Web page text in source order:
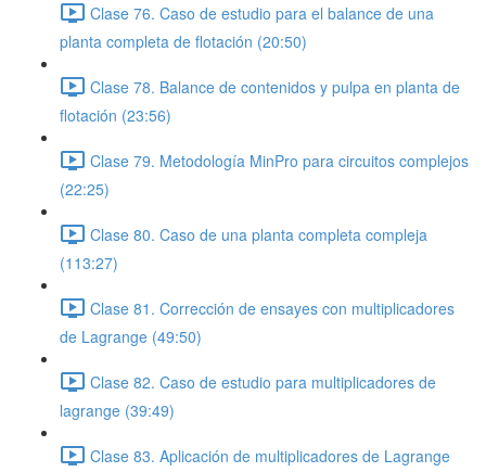
Clase 76. Caso de estudio para el balance de una
planta completa de flotación (20:50)
Clase 78. Balance de contenidos y pulpa en planta de
flotación (23:56)
Clase 79. Metodología MinPro para circuitos complejos
(22:25)
Clase 80. Caso de una planta completa compleja
(113:27)
Clase 81. Corrección de ensayes con multiplicadores
de Lagrange (49:50)
Clase 82. Caso de estudio para multiplicadores de
lagrange (39:49)
Clase 83. Aplicación de multiplicadores de Lagrange